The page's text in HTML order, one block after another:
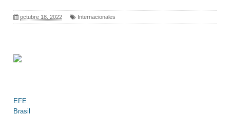
octubre 18, 2022 Internacionales
EFE
Brasil